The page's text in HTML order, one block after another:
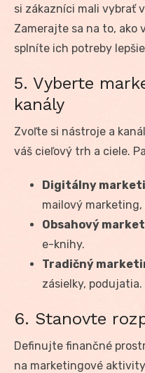
si zákazníci mali vybrať
Zamerajte sa na to, ako
splníte ich potreby
5. Vyberte
kanály
Zvoľte si nástroje a
váš cieľový trh a ciele.
Digitálny
mailový marketing,
Obsahový
e-knihy.
Tradičný
zásielky, podujatia.
6. Stanovte
Definujte finančné
na marketingové